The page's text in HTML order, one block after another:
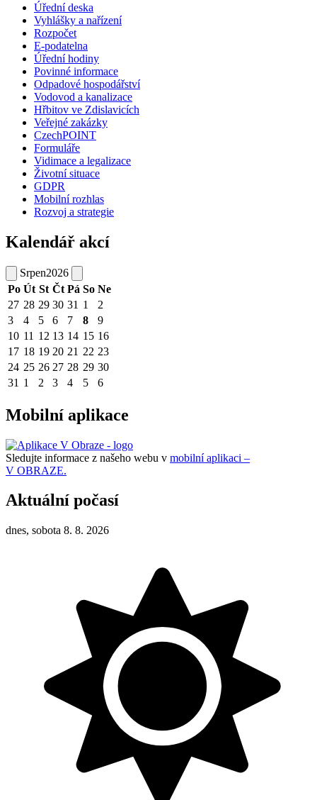
Úřední deska
Vyhlášky a nařízení
Rozpočet
E-podatelna
Úřední hodiny
Povinné informace
Odpadové hospodářství
Vodovod a kanalizace
Hřbitov ve Zdislavicích
Veřejné zakázky
CzechPOINT
Formuláře
Vidimace a legalizace
Životní situace
GDPR
Mobilní rozhlas
Rozvoj a strategie
Kalendář akcí
Srpen2026
Po Út St Čt Pá So Ne
27 28 29 30 31 1
2
3
4 5 6 7 8
9
10 11 12 13 14 15 16
17 18 19 20 21 22 23
24 25 26 27 28 29 30
31 1 2 3 4 5 6
Mobilní aplikace
Sledujte informace z našeho webu v mobilní aplikaci –
V OBRAZE.
Aktuální počasí
dnes, sobota 8. 8. 2026